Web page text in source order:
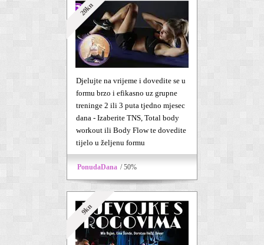
20kn
Djelujte na vrijeme i dovedite se u
formu brzo i efikasno uz grupne
treninge 2 ili 3 puta tjedno mjesec
dana - Izaberite TNS, Total body
workout ili Body Flow te dovedite
tijelo u željenu formu
PonudaDana / 50%
9kn